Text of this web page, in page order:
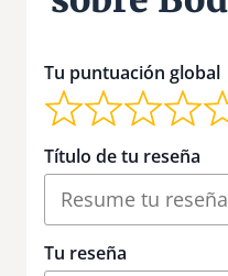
Tu puntuación global
Título de tu reseña
Tu reseña